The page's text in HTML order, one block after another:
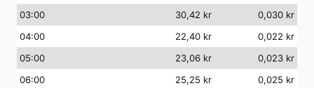
03:00 30,42 kr
0,030 kr
04:00 22,40 kr
0,022 kr
05:00 23,06 kr
0,023 kr
06:00 25,25 kr
0,025 kr